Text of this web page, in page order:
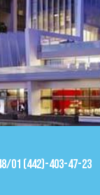
01 (442)-403-47-23